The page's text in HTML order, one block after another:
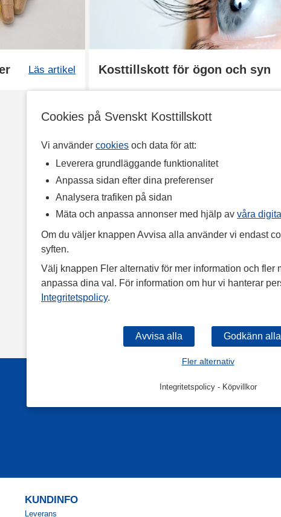
Cookies på Svenskt Kosttillskott
Vi använder cookies och data för att:
Leverera grundläggande funktionalitet
Anpassa sidan efter dina preferenser
Analysera trafiken på sidan
Mäta och anpassa annonser med hjälp av våra
Om du väljer knappen Avvisa alla använder vi endast
syften.
Välj knappen Fler alternativ för mer information och fler
anpassa dina val. För information om hur vi hanterar
Integritetspolicy.
Fler alternativ
Integritetspolicy- Köpvillkor
Läs artikel Kosttillskott för ögon och syn
KUNDINFO
Leverans